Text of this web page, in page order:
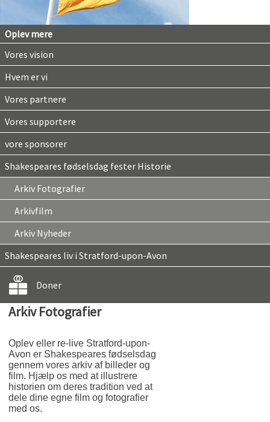
Oplev mere
Vores vision
Hvem er vi
Vores partnere
Vores supportere
vore sponsorer
Shakespeares fødselsdag fester Historie
Arkiv Fotografier
Arkivfilm
Arkiv Nyheder
Shakespeares liv i Stratford-upon-Avon
Doner
Arkiv Fotografier
Oplev eller re-live Stratford-upon-
Avon er Shakespeares fødselsdag
gennem vores arkiv af billeder og
film. Hjælp os med at illustrere
historien om deres tradition ved at
dele dine egne film og fotografier
med os.